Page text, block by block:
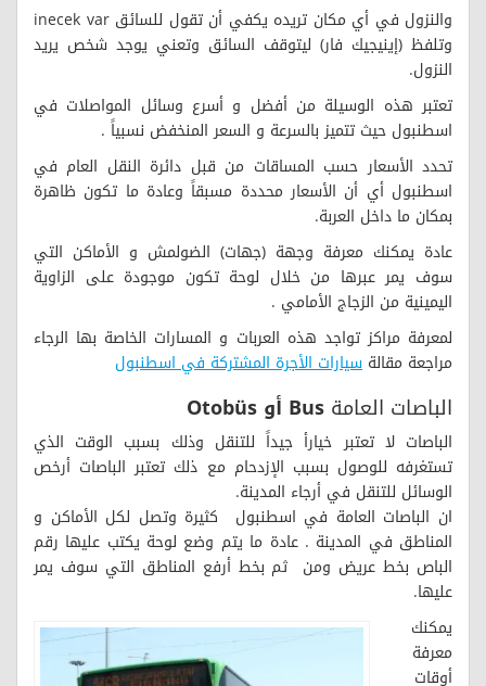
والنزول في أي مكان تريده يكفي أن تقول للسائق inecek var
وتلفظ (إينيجيك فار) ليتوقف السائق وتعني يوجد شخص يريد
النزول.
تعتبر هذه الوسيلة من أفضل و أسرع وسائل المواصلات في
اسطنبول حيث تتميز بالسرعة و السعر المنخفض نسبياً .
تحدد الأسعار حسب المساقات من قبل دائرة النقل العام في
اسطنبول أي أن الأسعار محددة مسبقاً وعادة ما تكون ظاهرة
بمكان ما داخل العربة.
عادة يمكنك معرفة وجهة (جهات) الضولمش و الأماكن التي
سوف يمر عبرها من خلال لوحة تكون موجودة على الزاوية
اليمينية من الزجاج الأمامي .
لمعرفة مراكز تواجد هذه العربات و المسارات الخاصة بها الرجاء
مراجعة مقالة سيارات الأجرة المشتركة في اسطنبول
الباصات العامة Bus أو Otobüs
الباصات لا تعتبر خيارأ جيداً للتنقل وذلك بسبب الوقت الذي
تستغرفه للوصول بسبب الإزدحام مع ذلك تعتبر الباصات أرخص
الوسائل للتنقل في أرجاء المدينة.
ان الباصات العامة في اسطنبول كثيرة وتصل لكل الأماكن و
المناطق في المدينة . عادة ما يتم وضع لوحة يكتب عليها رقم
الباص بخط عريض ومن ثم بخط أرفع المناطق التي سوف يمر
عليها.
يمكنك
معرفة
أوقات